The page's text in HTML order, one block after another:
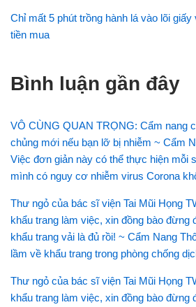
Chỉ mất 5 phút trồng hành lá vào lõi
tiền mua
Bình luận gần đây
VÔ CÙNG QUAN TRỌNG: Cẩm nang
chủng mới nếu bạn lỡ bị nhiễm ~ Cẩm
Việc đơn giản này có thể thực hiện mỗi
mình có nguy cơ nhiễm virus Corona
Thư ngỏ của bác sĩ viện Tai Mũi Họng
khẩu trang làm việc, xin đồng bào đừng
khẩu trang vải là đủ rồi! ~ Cẩm Nang
lầm về khẩu trang trong phòng chống
Thư ngỏ của bác sĩ viện Tai Mũi Họng
khẩu trang làm việc, xin đồng bào đừng